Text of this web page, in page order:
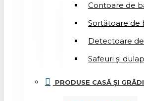
Contoare de
Sortătoare de
Detectoare
Safeuri și
PRODUSE CASĂ ȘI